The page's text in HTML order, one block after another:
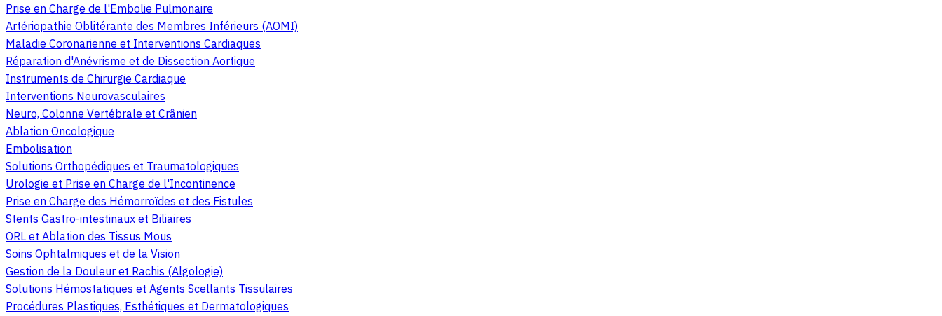
Prise en Charge de l'Embolie Pulmonaire
Artériopathie Oblitérante des Membres Inférieurs (AOMI)
Maladie Coronarienne et Interventions Cardiaques
Réparation d'Anévrisme et de Dissection Aortique
Instruments de Chirurgie Cardiaque
Interventions Neurovasculaires
Neuro, Colonne Vertébrale et Crânien
Ablation Oncologique
Embolisation
Solutions Orthopédiques et Traumatologiques
Urologie et Prise en Charge de l'Incontinence
Prise en Charge des Hémorroïdes et des Fistules
Stents Gastro-intestinaux et Biliaires
ORL et Ablation des Tissus Mous
Soins Ophtalmiques et de la Vision
Gestion de la Douleur et Rachis (Algologie)
Solutions Hémostatiques et Agents Scellants Tissulaires
Procédures Plastiques, Esthétiques et Dermatologiques